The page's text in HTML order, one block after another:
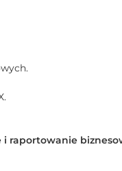
i raportowanie